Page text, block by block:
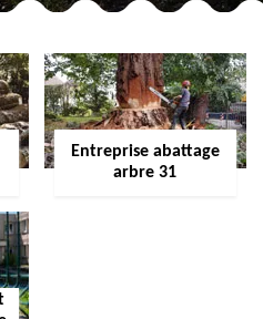
Entreprise abattage
arbre 31